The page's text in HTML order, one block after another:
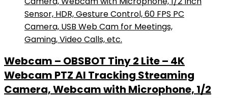
Webcam – OBSBOT Tiny 2 Lite – 4K
Webcam PTZ AI Tracking Streaming
Camera, Webcam with Microphone, 1/2